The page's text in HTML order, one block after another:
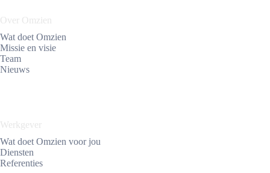
Over Omzien
Wat doet Omzien
Missie en visie
Team
Nieuws
Werkgever
Wat doet Omzien voor jou
Diensten
Referenties